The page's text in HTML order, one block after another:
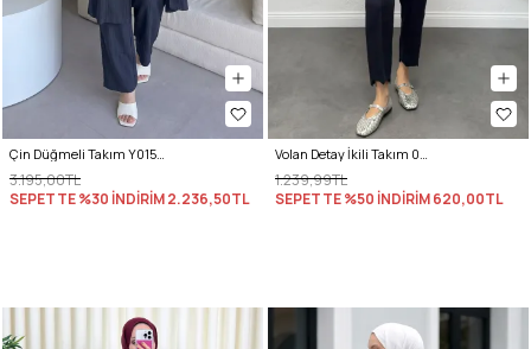
3.195,00TL
SEPETTE %30 İNDİRİM2.236,50TL
1.239,99TL
SEPETTE %50 İNDİRİM620,00TL